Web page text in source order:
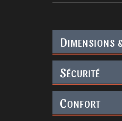
DIMENSIONS
SÉCURITÉ
CONFORT